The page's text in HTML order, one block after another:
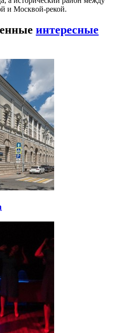
и Москвой-рекой.
интересные